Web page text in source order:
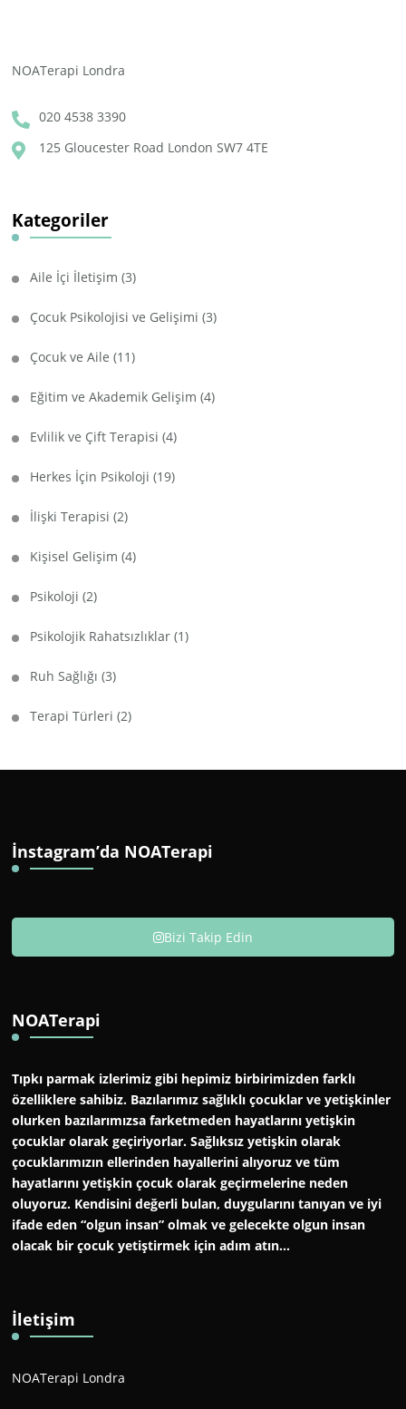
NOATerapi Londra
020 4538 3390
125 Gloucester Road London SW7 4TE
Kategoriler
Aile İçi İletişim (3)
Çocuk Psikolojisi ve Gelişimi (3)
Çocuk ve Aile (11)
Eğitim ve Akademik Gelişim (4)
Evlilik ve Çift Terapisi (4)
Herkes İçin Psikoloji (19)
İlişki Terapisi (2)
Kişisel Gelişim (4)
Psikoloji (2)
Psikolojik Rahatsızlıklar (1)
Ruh Sağlığı (3)
Terapi Türleri (2)
İnstagram’da NOATerapi
Bizi Takip Edin
NOATerapi
Tıpkı parmak izlerimiz gibi hepimiz birbirimizden farklı
özelliklere sahibiz. Bazılarımız sağlıklı çocuklar ve yetişkinler
olurken bazılarımızsa farketmeden hayatlarını yetişkin
çocuklar olarak geçiriyorlar. Sağlıksız yetişkin olarak
çocuklarımızın ellerinden hayallerini alıyoruz ve tüm
hayatlarını yetişkin çocuk olarak geçirmelerine neden
oluyoruz. Kendisini değerli bulan, duygularını tanıyan ve iyi
ifade eden “olgun insan” olmak ve gelecekte olgun insan
olacak bir çocuk yetiştirmek için adım atın…
İletişim
NOATerapi Londra